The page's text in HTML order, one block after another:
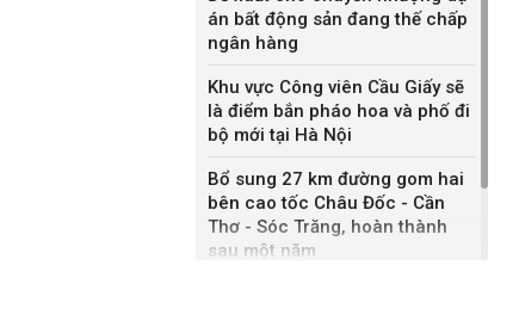
án bất động sản đang thế chấp
ngân hàng
Khu vực Công viên Cầu Giấy sẽ
là điểm bắn pháo hoa và phố đi
bộ mới tại Hà Nội
Bổ sung 27 km đường gom hai
bên cao tốc Châu Đốc - Cần
Thơ - Sóc Trăng, hoàn thành
sau một năm